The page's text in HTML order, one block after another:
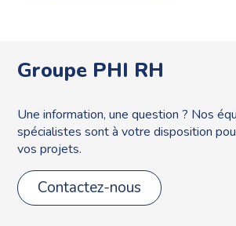
Groupe PHI RH
Une information, une question ? Nos
spécialistes sont à votre disposition
vos projets.
Contactez-nous